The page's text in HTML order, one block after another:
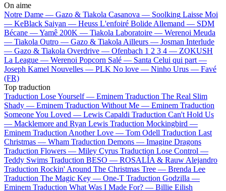
On aime
Notre Dame — Gazo & Tiakola Casanova — Soolking Laisse Moi
— KeBlack Saiyan — Heuss L'enfoiré Bolide Allemand — SDM
Bécane —Yamê 200K — Tiakola Laboratoire — Werenoi Meuda
— Tiakola Outro — Gazo & Tiakola Ailleurs — Josman Interlude
— Gazo & Tiakola Overdrive — Ofenbach 1 2 3 4 — ZOKUSH
La League — Werenoi Popcorn Salé — Santa Celui qui part —
Joseph Kamel Nouvelles — PLK No love — Ninho Urus — Favé
(FR)
Top traduction
Traduction Lose Yourself — Eminem Traduction The Real Slim
Shady — Eminem Traduction Without Me — Eminem Traduction
Someone You Loved — Lewis Capaldi Traduction Can't Hold Us
— Macklemore and Ryan Lewis Traduction Mockingbird —
Eminem Traduction Another Love — Tom Odell Traduction Last
Christmas — Wham Traduction Demons — Imagine Dragons
Traduction Flowers — Miley Cyrus Traduction Lose Control —
Teddy Swims Traduction BESO — ROSALÍA & Rauw Alejandro
Traduction Rockin' Around The Christmas Tree — Brenda Lee
Traduction The Magic Key — One-T Traduction Godzilla —
Eminem Traduction What Was I Made For? — Billie Eilish